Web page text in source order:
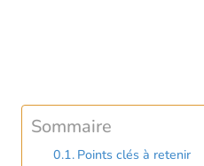
Sommaire
Points clés à retenir